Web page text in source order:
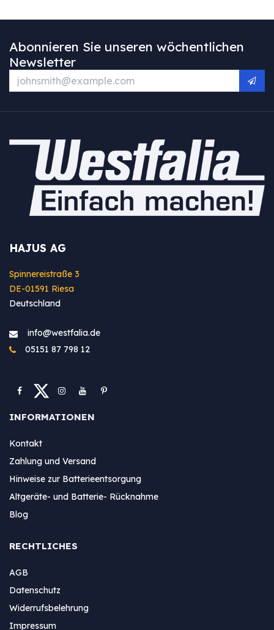
Abonnieren Sie unseren wöchentlichen
Newsletter
HAJUS AG
Spinnereistraße 3
DE-01591 Riesa
Deutschland
info@westfa​lia.de
05151 87 798 12
INFORMATIONEN
Kontakt
Zahlung und Versand
Hinweise zur Batterieentsorgung
Altgeräte- und Batterie- Rücknahme
Blog
RECHTLICHES
AGB
Datenschutz
Widerrufsbelehrung
Impressum